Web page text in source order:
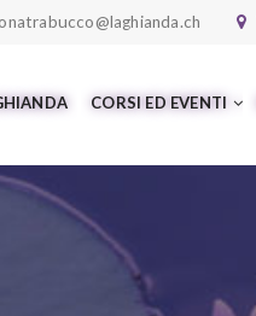
CORSI ED EVENTI